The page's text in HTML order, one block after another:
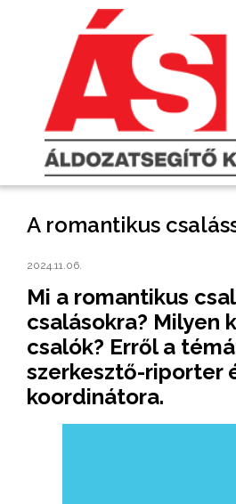
A romantikus
2024.11.06.
Mi a romantikus
csalásokra? Milyen
csalók? Erről a
szerkesztő-riporter
koordinátora.